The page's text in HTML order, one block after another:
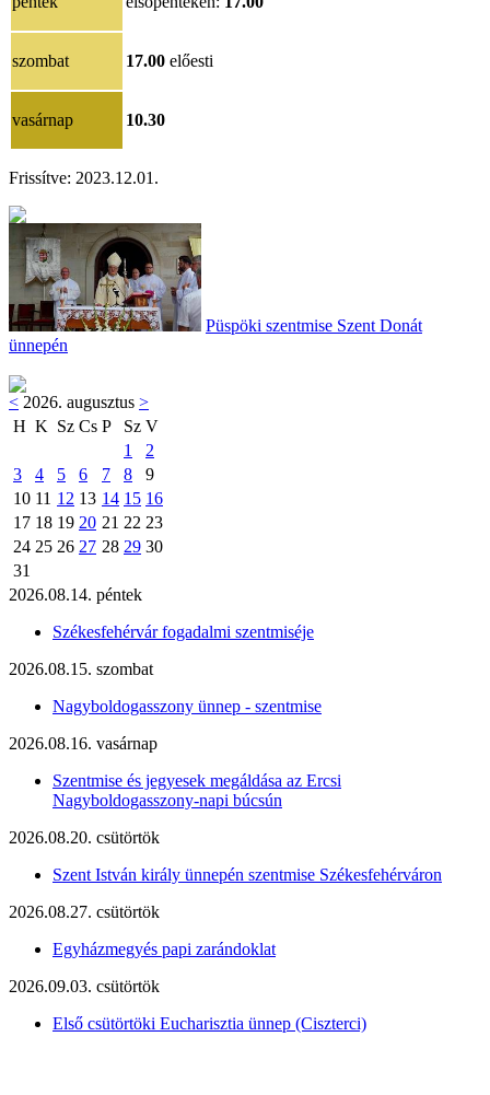
szombat 17.00 előesti
vasárnap 10.30
Frissítve: 2023.12.01.
Püspöki szentmise Szent Donát
ünnepén
< 2026. augusztus >
H K Sz Cs P Sz V
1
2
3
4 5 6 7 8
9
10 11 12 13 14 15 16
17 18 19 20 21 22 23
24 25 26 27 28 29 30
31
2026.08.14. péntek
Székesfehérvár fogadalmi szentmiséje
2026.08.15. szombat
Nagyboldogasszony ünnep - szentmise
2026.08.16. vasárnap
Szentmise és jegyesek megáldása az Ercsi
Nagyboldogasszony-napi búcsún
2026.08.20. csütörtök
Szent István király ünnepén szentmise Székesfehérváron
2026.08.27. csütörtök
Egyházmegyés papi zarándoklat
2026.09.03. csütörtök
Első csütörtöki Eucharisztia ünnep (Ciszterci)